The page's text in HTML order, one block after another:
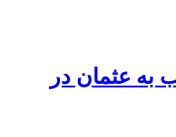
عثمان در